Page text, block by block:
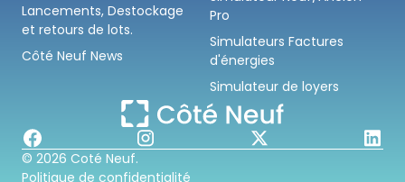
Lancements, Destockage
et retours de lots.
Côté Neuf News
Pro
Simulateurs Factures
d'énergies
Simulateur de loyers
© 2026 Coté Neuf.
Politique de confidentialité